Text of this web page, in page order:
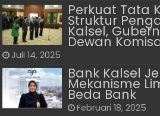
Perkuat Tata
Struktur
Kalsel,
Dewan
Juli 14, 2025
Bank Kalsel
Mekanisme
Beda Bank
Februari 18, 2025